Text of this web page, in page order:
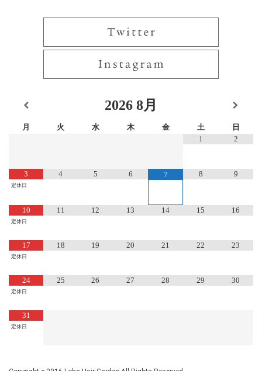
2026 8月
月 火 水 木 金 土
日
1
2
3
定休日
4 5 6 7 8 9
10
定休日
11 12 13 14 15 16
17
定休日
18 19 20 21 22 23
24
定休日
25 26 27 28 29 30
31
定休日